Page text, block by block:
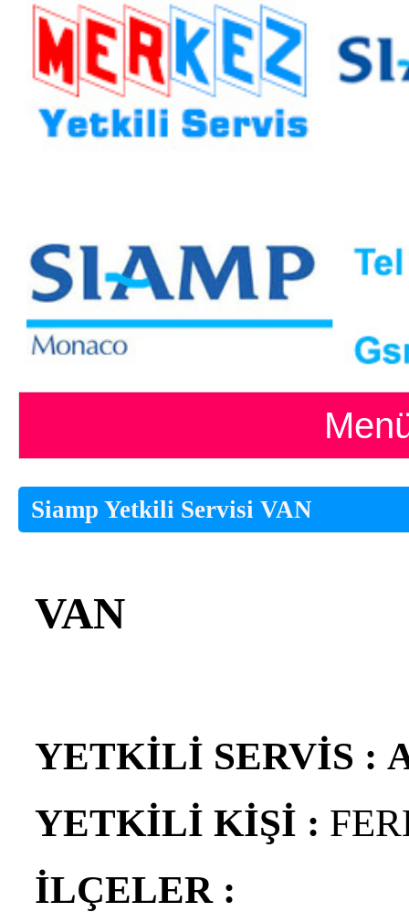
Siamp Yetkili Servisi VAN
VAN
YETKİLİ SERVİS :
YETKİLİ KİŞİ :
İLÇELER :